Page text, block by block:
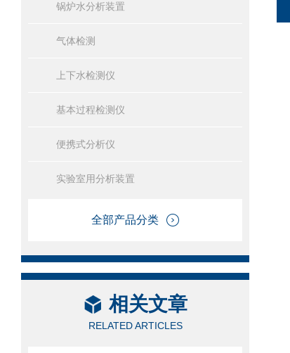
锅炉水分析装置
气体检测
上下水检测仪
基本过程检测仪
便携式分析仪
实验室用分析装置
全部产品分类
相关文章
RELATED ARTICLES